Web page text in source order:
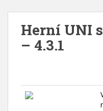
Herní UNI
– 4.3.1